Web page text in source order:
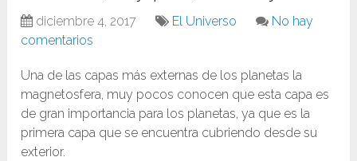
diciembre 4, 2017 El Universo
No hay
comentarios
Una de las capas más externas de los planetas la
magnetosfera, muy pocos conocen que esta capa es
de gran importancia para los planetas, ya que es la
primera capa que se encuentra cubriendo desde su
exterior.